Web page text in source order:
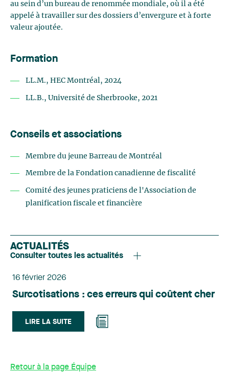
au sein d’un bureau de renommée mondiale, où il a été
appelé à travailler sur des dossiers d’envergure et à forte
valeur ajoutée.
Formation
LL.M., HEC Montréal, 2024
LL.B., Université de Sherbrooke, 2021
Conseils et associations
Membre du jeune Barreau de Montréal
Membre de la Fondation canadienne de fiscalité
Comité des jeunes praticiens de l'Association de
planification fiscale et financière
ACTUALITÉS
Consulter toutes les actualités
16 février 2026
Surcotisations : ces erreurs qui coûtent cher
LIRE LA SUITE
Retour à la page Équipe